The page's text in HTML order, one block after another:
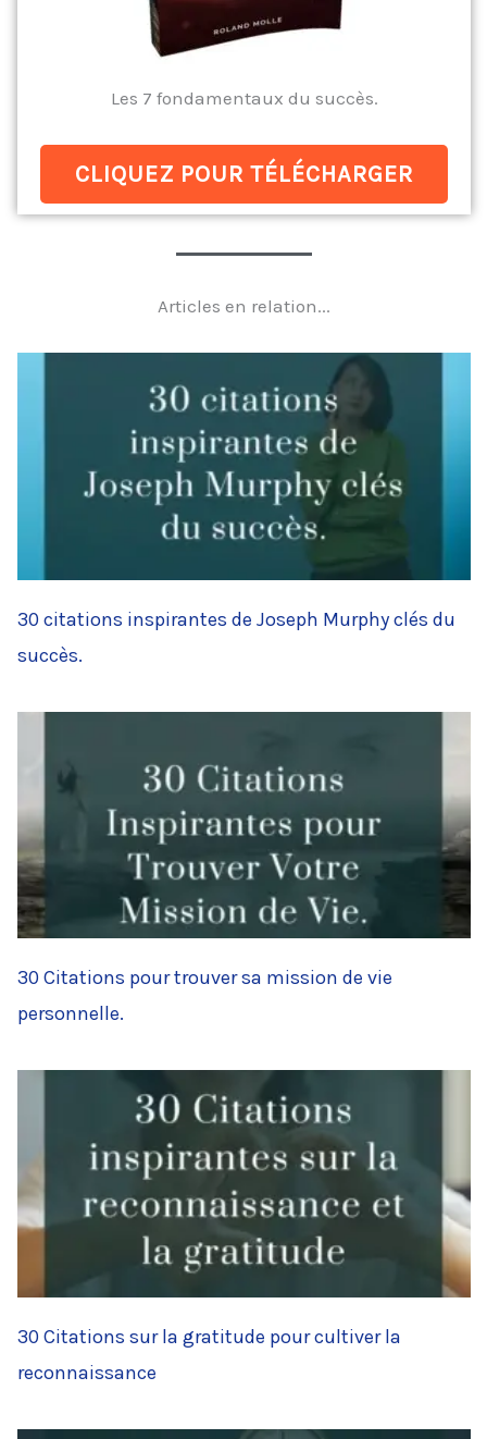
Les 7 fondamentaux du succès.
CLIQUEZ POUR TÉLÉCHARGER
Articles en relation...
30 citations inspirantes de Joseph Murphy clés du
succès.
30 Citations pour trouver sa mission de vie
personnelle.
30 Citations sur la gratitude pour cultiver la
reconnaissance